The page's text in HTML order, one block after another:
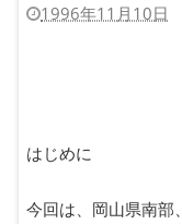
1996年11月10日
はじめに
今回は、岡山県南部、